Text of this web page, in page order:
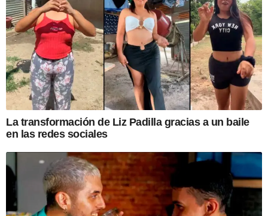
La transformación de Liz Padilla gracias a un baile
en las redes sociales